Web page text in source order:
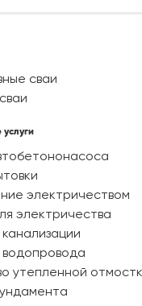
сваи
электричеством
электричества
водопровода
утепленной